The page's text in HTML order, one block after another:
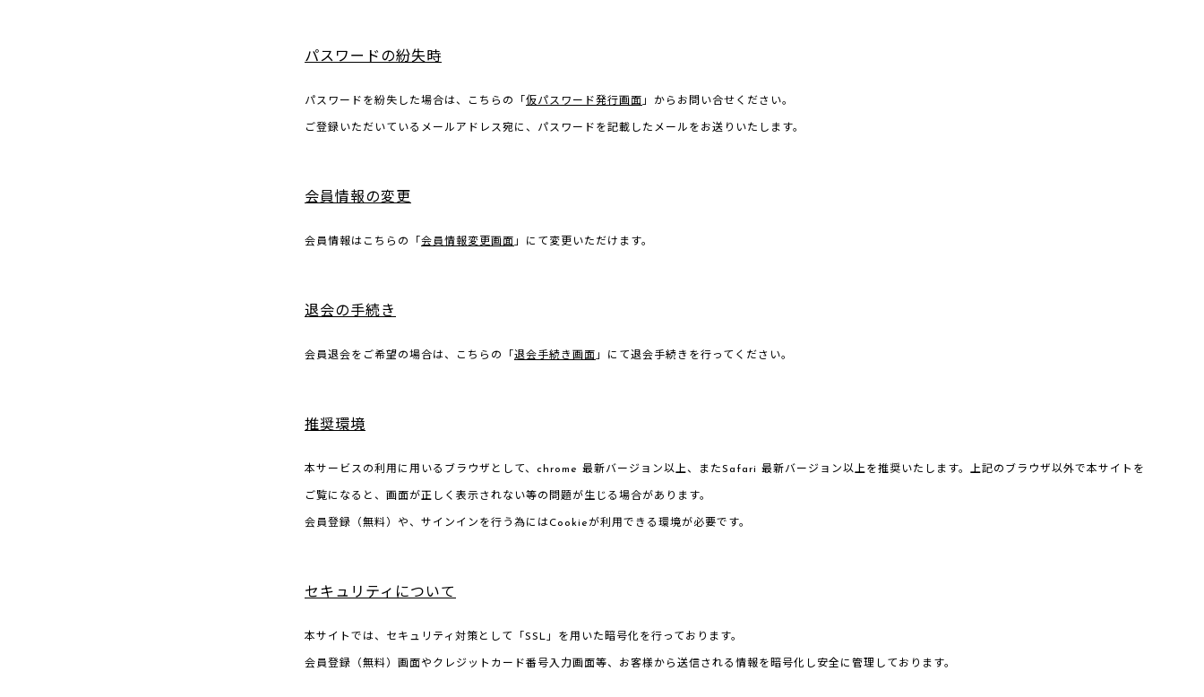
パスワードの紛失時
パスワードを紛失した場合は、こちらの「 仮パスワード発行画面 」からお問い合せください。
ご登録いただいているメールアドレス宛に、パスワードを記載したメールをお送りいたします。
会員情報の変更
会員情報はこちらの「 会員情報変更画面 」にて変更いただけます。
退会の手続き
会員退会をご希望の場合は、こちらの「 退会手続き画面 」にて退会手続きを行ってください。
推奨環境
本サービスの利用に用いるブラウザとして、chrome 最新バージョン以上、またSafari 最新バージョン以上を推奨いたします。上記のブラウザ以外で本サイトを
ご覧になると、画面が正しく表示されない等の問題が生じる場合があります。
会員登録（無料）や、サインインを行う為にはCookieが利用できる環境が必要です。
セキュリティについて
本サイトでは、セキュリティ対策として「SSL」を用いた暗号化を行っております。
会員登録（無料）画面やクレジットカード番号入力画面等、お客様から送信される情報を暗号化し安全に管理しております。